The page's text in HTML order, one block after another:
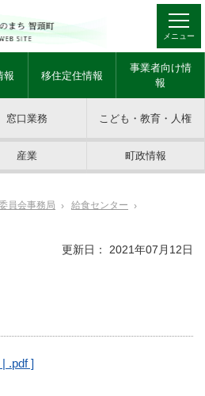
メニュー
報 移住定住情報
事業者向け情
報
窓口業務 こども・教育・人権
産業 町政情報
員会事務局
給食センター
更新日： 2021年07月12日
.pdf ]